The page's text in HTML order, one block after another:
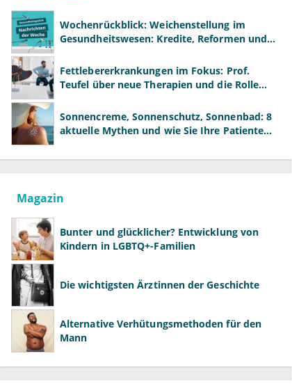
Wochenrückblick: Weichenstellung im
Gesundheitswesen: Kredite, Reformen und
Fettlebererkrankungen im Fokus: Prof.
Teufel über neue Therapien und die Rolle
Sonnencreme, Sonnenschutz, Sonnenbad: 8
aktuelle Mythen und wie Sie Ihre Patienten
Magazin
Bunter und glücklicher? Entwicklung von
Kindern in LGBTQ+-Familien
Die wichtigsten Ärztinnen der Geschichte
Alternative Verhütungsmethoden für den
Mann